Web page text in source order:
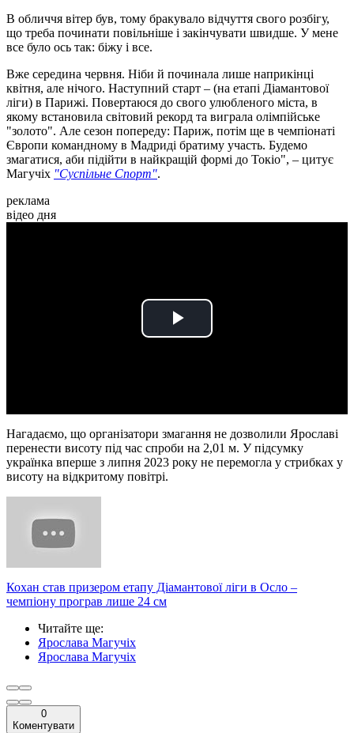
В обличчя вітер був, тому бракувало відчуття свого розбігу,
що треба починати повільніше і закінчувати швидше. У мене
все було ось так: біжу і все.
Вже середина червня. Ніби й починала лише наприкінці
квітня, але нічого. Наступний старт – (на етапі Діамантової
ліги) в Парижі. Повертаюся до свого улюбленого міста, в
якому встановила світовий рекорд та виграла олімпійське
"золото". Але сезон попереду: Париж, потім ще в чемпіонаті
Європи командному в Мадриді братиму участь. Будемо
змагатися, аби підійти в найкращій формі до Токіо", – цитує
Магучіх "Суспільне Спорт".
реклама
відео дня
Play
Нагадаємо, що організатори змагання не дозволили Ярославі
перенести висоту під час спроби на 2,01 м. У підсумку
українка вперше з липня 2023 року не перемогла у стрибках у
висоту на відкритому повітрі.
Кохан став призером етапу Діамантової ліги в Осло –
чемпіону програв лише 24 см
Читайте ще:
Ярослава Магучіх
Ярослава Магучіх
0
Коментувати